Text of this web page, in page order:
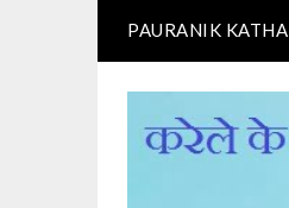
PAURANIK KATHA